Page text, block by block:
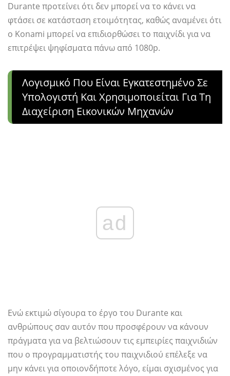
Durante προτείνει ότι δεν μπορεί να το κάνει να
φτάσει σε κατάσταση ετοιμότητας, καθώς αναμένει ότι
ο Konami μπορεί να επιδιορθώσει το παιχνίδι για να
επιτρέψει ψηφίσματα πάνω από 1080p.
Λογισμικό Που Είναι Εγκατεστημένο Σε
Υπολογιστή Και Χρησιμοποιείται Για Τη
Διαχείριση Εικονικών Μηχανών
ad
Ενώ εκτιμώ σίγουρα το έργο του Durante και
ανθρώπους σαν αυτόν που προσφέρουν να κάνουν
πράγματα για να βελτιώσουν τις εμπειρίες παιχνιδιών
που ο προγραμματιστής του παιχνιδιού επέλεξε να
μην κάνει για οποιονδήποτε λόγο, είμαι σχισμένος για